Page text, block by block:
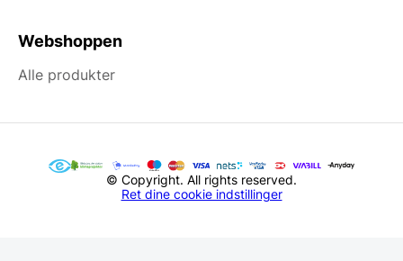
Webshoppen
Alle produkter
© Copyright. All rights reserved.
Ret dine cookie indstillinger